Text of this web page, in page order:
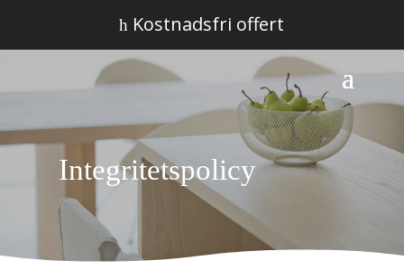
h Kostnadsfri offert
Integritetspolicy